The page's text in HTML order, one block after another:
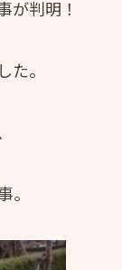
が判明！
。